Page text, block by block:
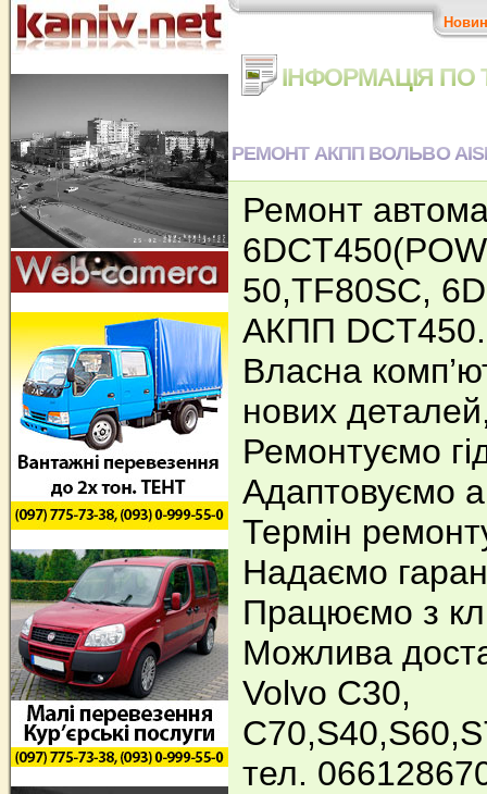
ІНФОРМАЦІЯ ПО
РЕМОНТ АКПП ВОЛЬВО AISIN
Ремонт
50,TF80SC,
АКПП DCT450.
Власна
нових
Ремонтуємо
Адаптовуємо
Термін
Надаємо
Працюємо з
Можлива
Volvo C30,
тел.